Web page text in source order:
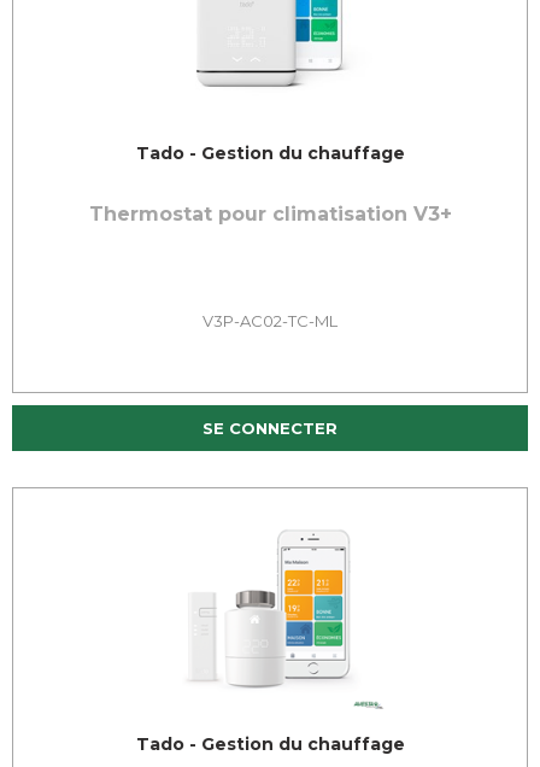
Tado - Gestion du chauffage
Thermostat pour climatisation V3+
V3P-AC02-TC-ML
SE CONNECTER
Tado - Gestion du chauffage